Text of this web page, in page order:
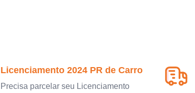
Licenciamento 2024 PR de Carro
Precisa parcelar seu Licenciamento